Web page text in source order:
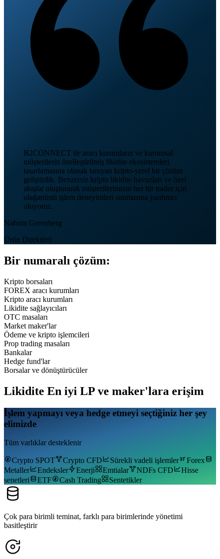
B2CONNECT ile aracı kurumların ve kurumsal
müşterilerin özelleştirilmiş likidite ekosistemleri
tasarlamasına olanak tanıyan kripto-yerel bir çözüm
geliştirdik. Benzersiz kripto likidite havuzları ve özel
akışlar oluşturarak müşterilerimizin her tür trader için
olağanüstü işlem deneyimleri sunmasına yardımcı
oluyoruz.
Nahum Greenberg
Ürün Direktörü
Bir numaralı çözüm:
Kripto borsaları
FOREX aracı kurumları
Kripto aracı kurumları
Likidite sağlayıcıları
OTC masaları
Market maker'lar
Ödeme ve kripto işlemcileri
Prop trading masaları
Bankalar
Hedge fund'lar
Borsalar ve dönüştürücüler
Likidite En iyi LP ve maker'lara erişim
İşlem yapmayı veya hedge etmeyi seçtiğiniz her şey
elimizde
Tüm varlıklar desteklenir
Crypto SPOT Crypto CFD Sürekli vadeli işlemler
Forex
Metaller
Endeksler Enerji Emtialar NDFs CFD
Hisse
senetleri
ETF Cash Trading Sentetikler
Çok para birimli teminat, farklı para birimlerinde yönetimi
basitleştirir